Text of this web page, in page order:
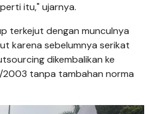
itu," ujarnya.
terkejut dengan munculnya
karena sebelumnya serikat
dikembalikan ke
2003 tanpa tambahan norma